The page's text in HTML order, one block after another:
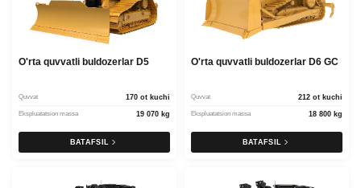
O'rta quvvatli buldozerlar D5
Quvvat 170 ot kuchi
Ekspluatatsion massa 19 070 kg
BATAFSIL
O'rta quvvatli buldozerlar D6 GC
Quvvat 212 ot kuchi
Ekspluatatsion massa 18 800 kg
BATAFSIL